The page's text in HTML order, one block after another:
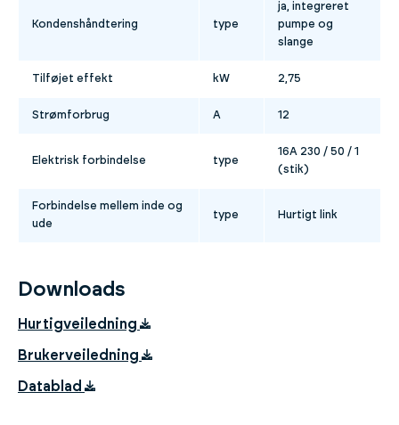
Kondenshåndtering type
ja, integreret
pumpe og
slange
Tilføjet effekt kW 2,75
Strømforbrug A 12
Elektrisk forbindelse type
16A 230 / 50 / 1
(stik)
Forbindelse mellem inde og
ude
type Hurtigt link
Downloads
Hurtigveiledning
Brukerveiledning
Datablad